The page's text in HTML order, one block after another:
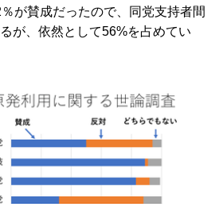
が賛成だったので、同党支持者間
が、依然として56%を占めてい